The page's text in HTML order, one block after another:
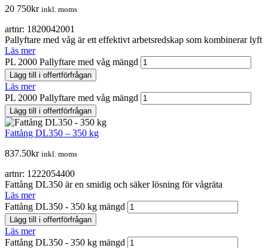
20 750kr inkl. moms
artnr: 1820042001
Pallyftare med våg är ett effektivt arbetsredskap som kombinerar lyft
Läs mer
PL 2000 Pallyftare med våg mängd
Lägg till i offertförfrågan
Läs mer
PL 2000 Pallyftare med våg mängd
Lägg till i offertförfrågan
Fattång DL350 – 350 kg
837.50kr inkl. moms
artnr: 1222054400
Fattång DL350 är en smidig och säker lösning för vågräta
Läs mer
Fattång DL350 - 350 kg mängd
Lägg till i offertförfrågan
Läs mer
Fattång DL350 - 350 kg mängd